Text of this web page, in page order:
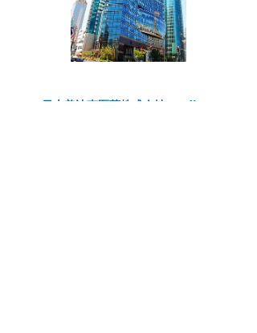
日本美迪森医药株式会社 Medizen